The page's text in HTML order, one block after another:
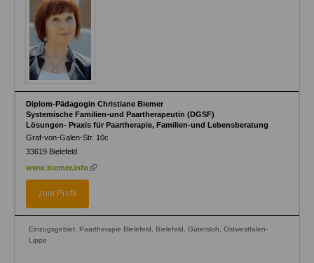
Diplom-Pädagogin Christiane Biemer
Systemische Familien-und Paartherapeutin (DGSF)
Lösungen- Praxis für Paartherapie, Familien-und Lebensberatung
Graf-von-Galen-Str. 10c
33619 Bielefeld
www.biemer.info (link
zum Profil
Einzugsgebiet: Paartherapie Bielefeld, Bielefeld, Gütersloh, Ostwestfalen-
Lippe